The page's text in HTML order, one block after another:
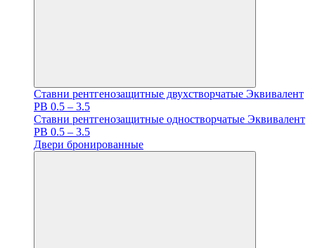
Ставни рентгенозащитные двухстворчатые Эквивалент
PB 0.5 – 3.5
Ставни рентгенозащитные одностворчатые Эквивалент
PB 0.5 – 3.5
Двери бронированные